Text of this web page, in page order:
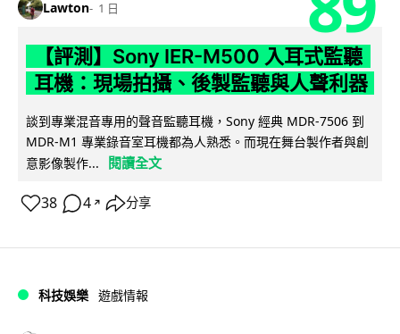
Lawton 1 日
【評測】Sony IER-M500 入耳式監聽
耳機：現場拍攝、後製監聽與人聲利器
談到專業混音專用的聲音監聽耳機，Sony 經典 MDR-7506 到
MDR-M1 專業錄音室耳機都為人熟悉。而現在舞台製作者與創
意影像製作...
閱讀全文
38 4 ↗ 分享
科技娛樂 遊戲情報